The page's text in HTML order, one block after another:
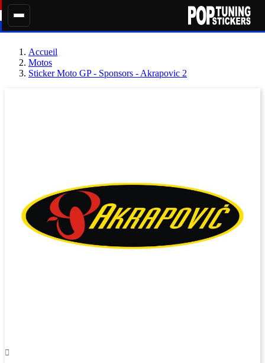
Accueil
Motos
Sticker Moto GP - Sponsors - Akrapovic 2
